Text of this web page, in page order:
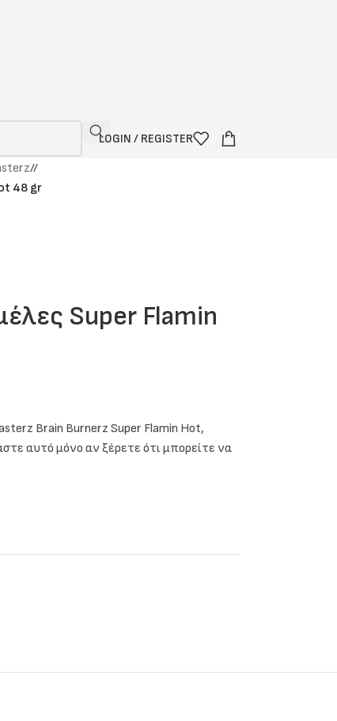
LOGIN / REGISTER
/
48 gr
Super Flamin
Brain Burnerz Super Flamin Hot,
αυτό μόνο αν ξέρετε ότι μπορείτε να